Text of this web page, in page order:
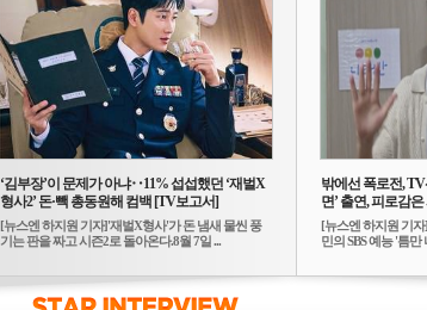
‘김부장’이 문제가 아냐‥11% 섭섭했던 ‘재벌X
형사2’ 돈·빽 총동원해 컴백 [TV보고서]
[뉴스엔 하지원 기자]'재벌X형사'가 돈 냄새 물씬 풍
기는 판을 짜고 시즌2로 돌아온다.8월 7일 ...
밖에선 폭로전,
면’ 출연, 피로감
[뉴스엔 하지원 기
민의 SBS 예능 '틈만